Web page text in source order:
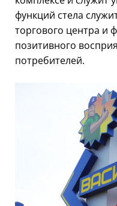
функций стела
торгового центра и
позитивного
потребителей.